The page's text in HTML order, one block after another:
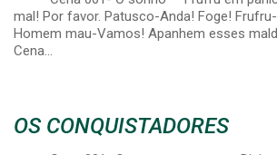
mal! Por favor. Patusco-Anda! Foge!
Homem mau-Vamos! Apanhem esses
Cena…
OS CONQUISTADORES